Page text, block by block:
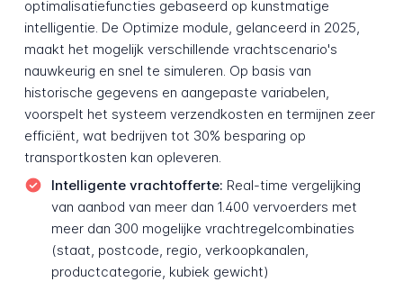
optimalisatiefuncties gebaseerd op kunstmatige
intelligentie. De Optimize module, gelanceerd in 2025,
maakt het mogelijk verschillende vrachtscenario's
nauwkeurig en snel te simuleren. Op basis van
historische gegevens en aangepaste variabelen,
voorspelt het systeem verzendkosten en termijnen zeer
efficiënt, wat bedrijven tot 30% besparing op
transportkosten kan opleveren.
Intelligente vrachtofferte: Real-time vergelijking
van aanbod van meer dan 1.400 vervoerders met
meer dan 300 mogelijke vrachtregelcombinaties
(staat, postcode, regio, verkoopkanalen,
productcategorie, kubiek gewicht)